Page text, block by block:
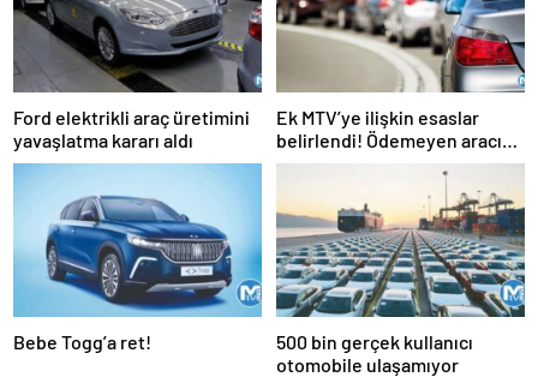
Ford elektrikli araç üretimini
yavaşlatma kararı aldı
Ek MTV’ye ilişkin esaslar
belirlendi! Ödemeyen aracını
satamayacak
Bebe Togg’a ret!
500 bin gerçek kullanıcı
otomobile ulaşamıyor